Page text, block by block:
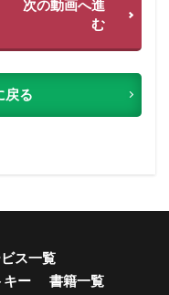
次の動画へ進
む
戻る
ス一覧
キー
書籍一覧